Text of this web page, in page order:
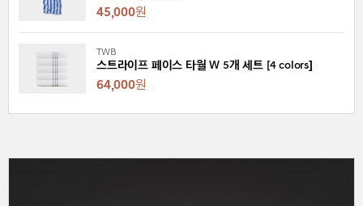
45,000원
TWB
스트라이프 페이스 타월 W 5개 세트 [4 colors]
64,000원